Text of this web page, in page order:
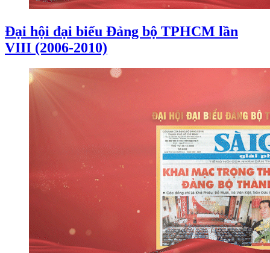
Đại hội đại biểu Đảng bộ TPHCM lần
VIII (2006-2010)